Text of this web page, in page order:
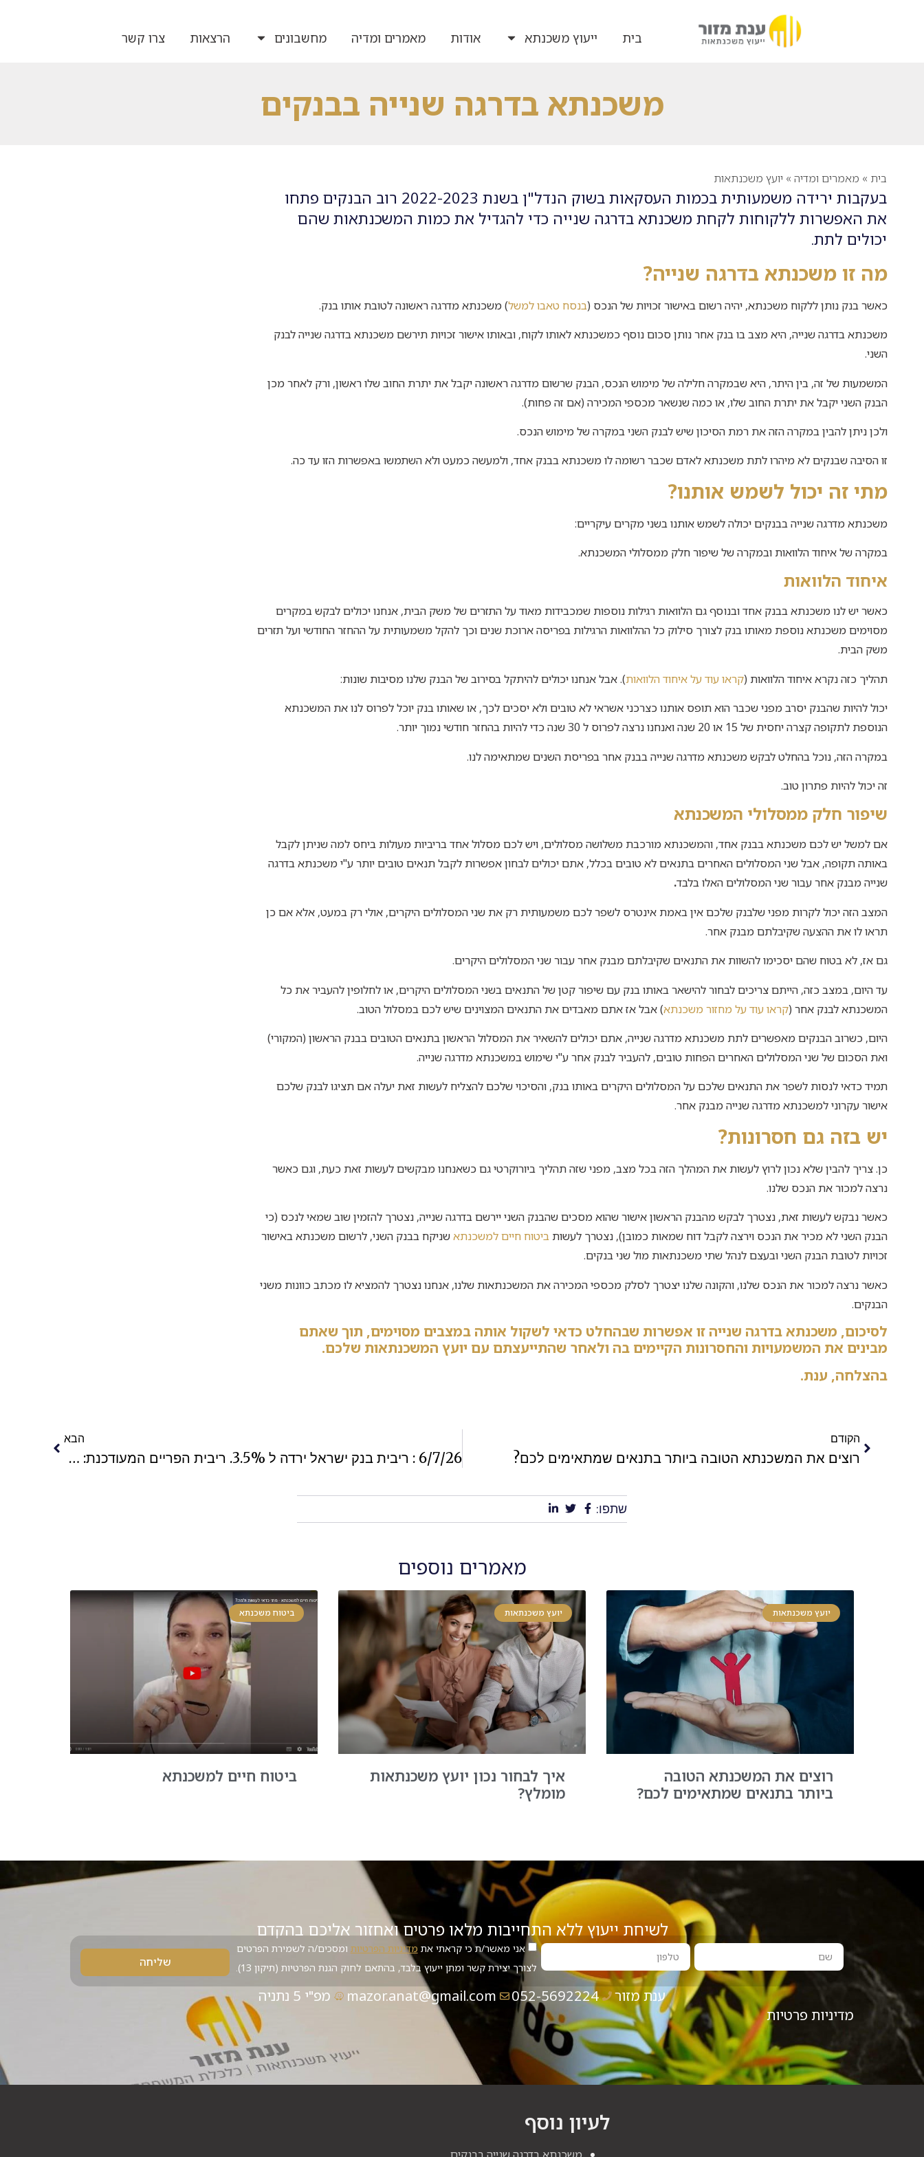
בית ייעוץ משכנתא אודות מאמרים ומדיה מחשבונים הרצאות צרו קשר
משכנתא בדרגה שנייה בבנקים
בית » מאמרים ומדיה» יועץ משכנתאות
בעקבות ירידה משמעותית בכמות העסקאות בשוק הנדל"ן בשנת 2022-2023 רוב הבנקים פתחו
את האפשרות ללקוחות לקחת משכנתא בדרגה שנייה כדי להגדיל את כמות המשכנתאות שהם
יכולים לתת.
מה זו משכנתא בדרגה שנייה?
כאשר בנק נותן ללקוח משכנתא, יהיה רשום באישור זכויות של הנכס (בנסח טאבו למשל) משכנתא מדרגה ראשונה לטובת אותו בנק.
משכנתא בדרגה שנייה, היא מצב בו בנק אחר נותן סכום נוסף כמשכנתא לאותו לקוח, ובאותו אישור זכויות תירשם משכנתא בדרגה שנייה לבנק
השני.
המשמעות של זה, בין היתר, היא שבמקרה חלילה של מימוש הנכס, הבנק שרשום מדרגה ראשונה יקבל את יתרת החוב שלו ראשון, ורק לאחר מכן
הבנק השני יקבל את יתרת החוב שלו, או כמה שנשאר מכספי המכירה (אם זה פחות).
ולכן ניתן להבין במקרה הזה את רמת הסיכון שיש לבנק השני במקרה של מימוש הנכס.
זו הסיבה שבנקים לא מיהרו לתת משכנתא לאדם שכבר רשומה לו משכנתא בבנק אחד, ולמעשה כמעט ולא השתמשו באפשרות הזו עד כה.
מתי זה יכול לשמש אותנו?
משכנתא מדרגה שנייה בבנקים יכולה לשמש אותנו בשני מקרים עיקריים:
במקרה של איחוד הלוואות ובמקרה של שיפור חלק ממסלולי המשכנתא.
איחוד הלוואות
כאשר יש לנו משכנתא בבנק אחד ובנוסף גם הלוואות רגילות נוספות שמכבידות מאוד על התזרים של משק הבית, אנחנו יכולים לבקש במקרים
מסוימים משכנתא נוספת מאותו בנק לצורך סילוק כל ההלוואות הרגילות בפריסה ארוכת שנים וכך להקל משמעותית על ההחזר החודשי ועל תזרים
משק הבית.
תהליך כזה נקרא איחוד הלוואות (קראו עוד על איחוד הלוואות). אבל אנחנו יכולים להיתקל בסירוב של הבנק שלנו מסיבות שונות:
יכול להיות שהבנק יסרב מפני שכבר הוא תופס אותנו כצרכני אשראי לא טובים ולא יסכים לכך, או שאותו בנק יוכל לפרוס לנו את המשכנתא
הנוספת לתקופה קצרה יחסית של 15 או 20 שנה ואנחנו נרצה לפרוס ל 30 שנה כדי להיות בהחזר חודשי נמוך יותר.
במקרה הזה, נוכל בהחלט לבקש משכנתא מדרגה שנייה בבנק אחר בפריסת השנים שמתאימה לנו.
זה יכול להיות פתרון טוב.
שיפור חלק ממסלולי המשכנתא
אם למשל יש לכם משכנתא בבנק אחד, והמשכנתא מורכבת משלושה מסלולים, ויש לכם מסלול אחד בריביות מעולות ביחס למה שניתן לקבל
באותה תקופה, אבל שני המסלולים האחרים בתנאים לא טובים בכלל, אתם יכולים לבחון אפשרות לקבל תנאים טובים יותר ע"י משכנתא בדרגה
שנייה מבנק אחר עבור שני המסלולים האלו בלבד.
המצב הזה יכול לקרות מפני שלבנק שלכם אין באמת אינטרס לשפר לכם משמעותית רק את שני המסלולים היקרים, אולי רק במעט, אלא אם כן
תראו לו את ההצעה שקיבלתם מבנק אחר.
גם אז, לא בטוח שהם יסכימו להשוות את התנאים שקיבלתם מבנק אחר עבור שני המסלולים היקרים.
עד היום, במצב כזה, הייתם צריכים לבחור להישאר באותו בנק עם שיפור קטן של התנאים בשני המסלולים היקרים, או לחלופין להעביר את כל
המשכנתא לבנק אחר (קראו עוד על מחזור משכנתא) אבל אז אתם מאבדים את התנאים המצוינים שיש לכם במסלול הטוב.
היום, כשרוב הבנקים מאפשרים לתת משכנתא מדרגה שנייה, אתם יכולים להשאיר את המסלול הראשון בתנאים הטובים בבנק הראשון (המקורי)
ואת הסכום של שני המסלולים האחרים הפחות טובים, להעביר לבנק אחר ע"י שימוש במשכנתא מדרגה שנייה.
תמיד כדאי לנסות לשפר את התנאים שלכם על המסלולים היקרים באותו בנק, והסיכוי שלכם להצליח לעשות זאת יעלה אם תציגו לבנק שלכם
אישור עקרוני למשכנתא מדרגה שנייה מבנק אחר.
יש בזה גם חסרונות?
כן. צריך להבין שלא נכון לרוץ לעשות את המהלך הזה בכל מצב, מפני שזה תהליך ביורוקרטי גם כשאנחנו מבקשים לעשות זאת כעת, וגם כאשר
נרצה למכור את הנכס שלנו.
כאשר נבקש לעשות זאת, נצטרך לבקש מהבנק הראשון אישור שהוא מסכים שהבנק השני יירשם בדרגה שנייה, נצטרך להזמין שוב שמאי לנכס (כי
הבנק השני לא מכיר את הנכס וירצה לקבל דוח שמאות כמובן), נצטרך לעשות ביטוח חיים למשכנתאשניקח בבנק השני, לרשום משכנתא באישור
זכויות לטובת הבנק השני ובעצם לנהל שתי משכנתאות מול שני בנקים.
כאשר נרצה למכור את הנכס שלנו, והקונה שלנו יצטרך לסלק מכספי המכירה את המשכנתאות שלנו, אנחנו נצטרך להמציא לו מכתב כוונות משני
הבנקים.
לסיכום, משכנתא בדרגה שנייה זו אפשרות שבהחלט כדאי לשקול אותה במצבים מסוימים, תוך שאתם
מבינים את המשמעויות והחסרונות הקיימים בה ולאחר שהתייעצתם עם יועץ המשכנתאות שלכם.
בהצלחה, ענת.
הקודם
רוצים את המשכנתא הטובה ביותר בתנאים שמתאימים לכם?
הבא
6/7/26 : ריבית בנק ישראל ירדה ל 3.5%. ריבית הפריים המעודכנת: 5%
שתפו:
מאמרים נוספים
יועץ משכנתאות
רוצים את המשכנתא הטובה
ביותר בתנאים שמתאימים לכם?
יועץ משכנתאות
איך לבחור נכון יועץ משכנתאות
מומלץ?
ביטוח משכנתא
ביטוח חיים למשכנתא
לשיחת ייעוץ ללא התחייבות מלאו פרטים ואחזור אליכם בהקדם
אני מאשר/ת כי קראתי את מדיניות הפרטיות ומסכים/ה לשמירת הפרטים
לצורך יצירת קשר ומתן ייעוץ בלבד, בהתאם לחוק הגנת הפרטיות (תיקון 13).
שליחה
ענת מזור 052-5692224
mazor.anat@gmail.com
מפ"י 5 נתניה
מדיניות פרטיות
לעיון נוסף
משכנתא בדרגה שנייה בבנקים